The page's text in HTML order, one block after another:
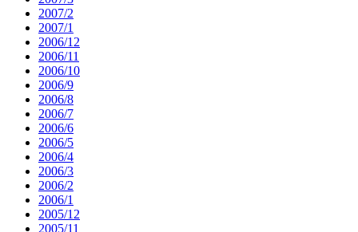
2007/2
2007/1
2006/12
2006/11
2006/10
2006/9
2006/8
2006/7
2006/6
2006/5
2006/4
2006/3
2006/2
2006/1
2005/12
2005/11